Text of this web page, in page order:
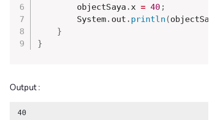
        objectSaya
. x = 40 ;
        System
. out . println (
}
}
Output :
40